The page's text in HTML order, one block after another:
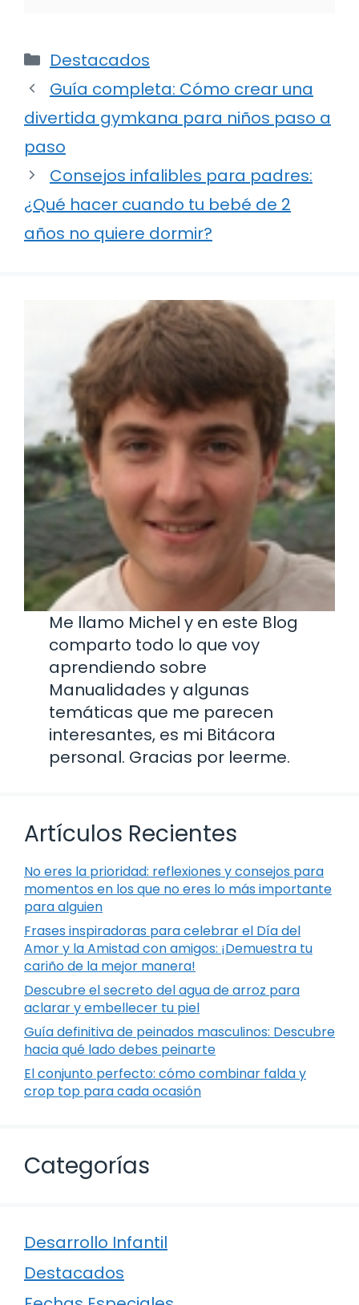
Categorías
Destacados
Guía completa: Cómo crear una
divertida gymkana para niños paso a
paso
Consejos infalibles para padres:
¿Qué hacer cuando tu bebé de 2
años no quiere dormir?
Me llamo Michel y en este Blog
comparto todo lo que voy
aprendiendo sobre
Manualidades y algunas
temáticas que me parecen
interesantes, es mi Bitácora
personal. Gracias por leerme.
Artículos Recientes
No eres la prioridad: reflexiones y consejos para
momentos en los que no eres lo más importante
para alguien
Frases inspiradoras para celebrar el Día del
Amor y la Amistad con amigos: ¡Demuestra tu
cariño de la mejor manera!
Descubre el secreto del agua de arroz para
aclarar y embellecer tu piel
Guía definitiva de peinados masculinos: Descubre
hacia qué lado debes peinarte
El conjunto perfecto: cómo combinar falda y
crop top para cada ocasión
Categorías
Desarrollo Infantil
Destacados